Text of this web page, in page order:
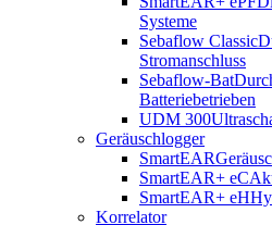
Systeme
Sebaflow Classic
Stromanschluss
Sebaflow-Bat
Batteriebetrieben
UDM 300
Geräuschlogger
SmartEAR
SmartEAR+ eC
SmartEAR+ eH
Korrelator